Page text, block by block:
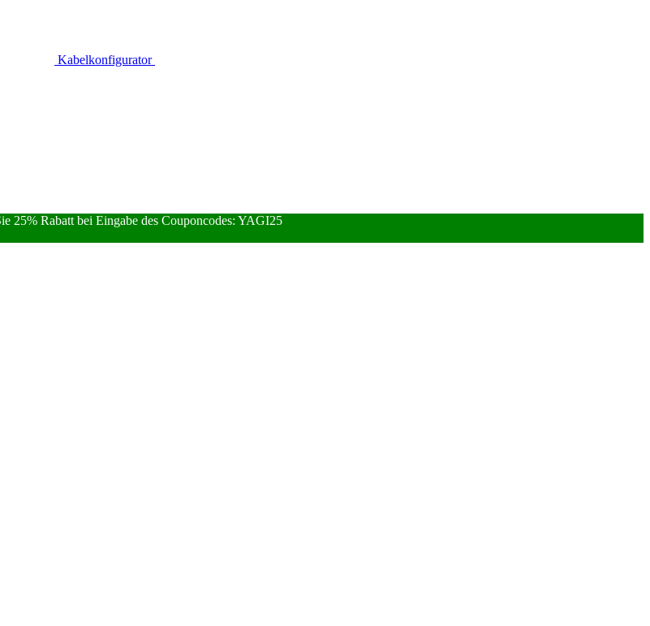
Kabelkonfigurator
25% Rabatt bei Eingabe des Couponcodes: YAGI25